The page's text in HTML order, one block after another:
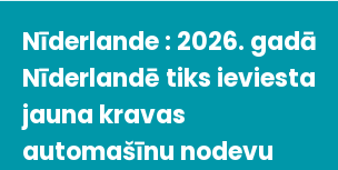
Nīderlande : 2026. gadā
Nīderlandē tiks ieviesta
jauna kravas
automašīnu nodevu
Kontaktinformācija
Darbs uzņēmumā Easytrip
Transport Services